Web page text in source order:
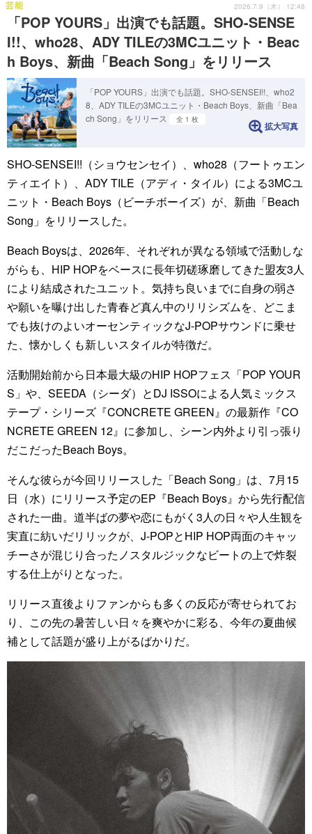
「POP YOURS」出演でも話題。SHO-SENSE
I!!、who28、ADY TILEの3MCユニット・Beac
h Boys、新曲「Beach Song」をリリース
芸能 2026.7.9（木） 12:48
「POP YOURS」出演でも話題。SHO-SENSEI!!、who2
8、ADY TILEの3MCユニット・Beach Boys、新曲「Bea
ch Song」をリリース
全 1 枚
拡大写真
SHO-SENSEI!!（ショウセンセイ）、who28（フートゥエン
ティエイト）、ADY TILE（アディ・タイル）による3MCユ
ニット・Beach Boys（ビーチボーイズ）が、新曲「Beach
Song」をリリースした。
Beach Boysは、2026年、それぞれが異なる領域で活動しな
がらも、HIP HOPをベースに長年切磋琢磨してきた盟友3人
により結成されたユニット。気持ち良いまでに自身の弱さ
や願いを曝け出した青春ど真ん中のリリシズムを、どこま
でも抜けのよいオーセンティックなJ-POPサウンドに乗せ
た、懐かしくも新しいスタイルが特徴だ。
活動開始前から日本最大級のHIP HOPフェス「POP YOUR
S」や、SEEDA（シーダ）とDJ ISSOによる人気ミックス
テープ・シリーズ『CONCRETE GREEN』の最新作『CO
NCRETE GREEN 12』に参加し、シーン内外より引っ張り
だこだったBeach Boys。
そんな彼らが今回リリースした「Beach Song」は、7月15
日（水）にリリース予定のEP『Beach Boys』から先行配信
された一曲。道半ばの夢や恋にもがく3人の日々や人生観を
実直に紡いだリリックが、J-POPとHIP HOP両面のキャッ
チーさが混じり合ったノスタルジックなビートの上で炸裂
する仕上がりとなった。
リリース直後よりファンからも多くの反応が寄せられてお
り、この先の暑苦しい日々を爽やかに彩る、今年の夏曲候
補として話題が盛り上がるばかりだ。